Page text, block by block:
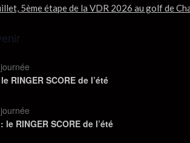
5ème étape de la VDR 2026 au golf de
RINGER SCORE de l’été
le RINGER SCORE de l’été